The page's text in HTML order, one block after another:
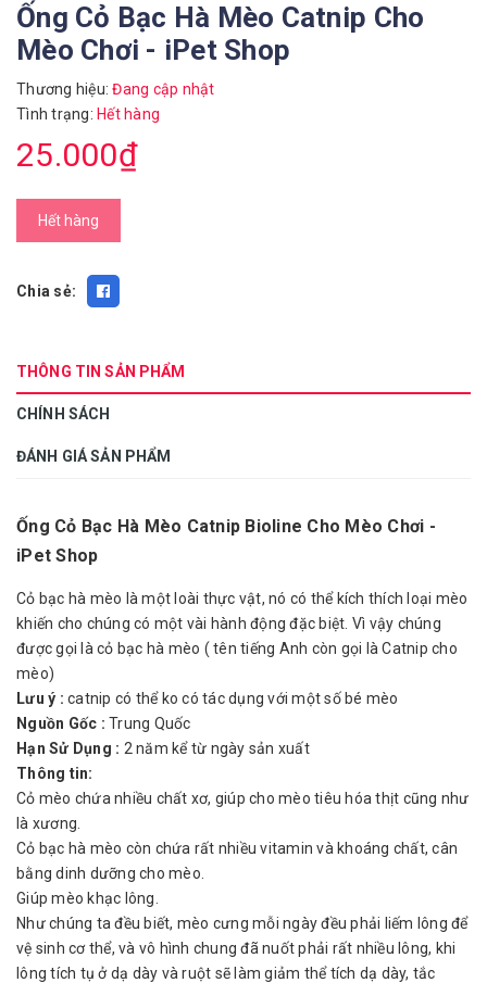
Ống Cỏ Bạc Hà Mèo Catnip Cho
Mèo Chơi - iPet Shop
Thương hiệu: Đang cập nhật
Tình trạng: Hết hàng
25.000₫
Hết hàng
Chia sẻ:
THÔNG TIN SẢN PHẨM
CHÍNH SÁCH
ĐÁNH GIÁ SẢN PHẨM
Ống Cỏ Bạc Hà Mèo Catnip Bioline Cho Mèo Chơi -
iPet Shop
Cỏ bạc hà mèo là một loài thực vật, nó có thể kích thích loại mèo
khiến cho chúng có một vài hành động đặc biệt. Vì vậy chúng
được gọi là cỏ bạc hà mèo ( tên tiếng Anh còn gọi là Catnip cho
mèo)
Lưu ý : catnip có thể ko có tác dụng với một số bé mèo
Nguồn Gốc : Trung Quốc
Hạn Sử Dụng : 2 năm kể từ ngày sản xuất
Thông tin:
Cỏ mèo chứa nhiều chất xơ, giúp cho mèo tiêu hóa thịt cũng như
là xương.
Cỏ bạc hà mèo còn chứa rất nhiều vitamin và khoáng chất, cân
bằng dinh dưỡng cho mèo.
Giúp mèo khạc lông.
Như chúng ta đều biết, mèo cưng mỗi ngày đều phải liếm lông để
vệ sinh cơ thể, và vô hình chung đã nuốt phải rất nhiều lông, khi
lông tích tụ ở dạ dày và ruột sẽ làm giảm thể tích dạ dày, tắc